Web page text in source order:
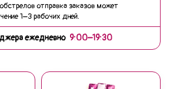
отправка заказов может
1–3 рабочих дней.
ежедневно 9:00–19:30